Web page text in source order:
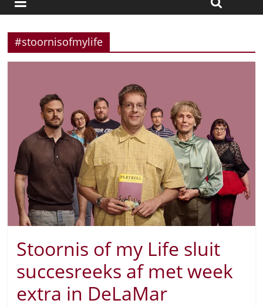
#stoornisofmylife
Stoornis of my Life sluit
succesreeks af met week
extra in DeLaMar